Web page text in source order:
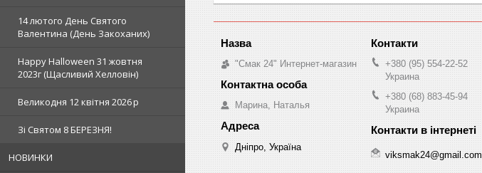
14 лютого День Святого
Валентина (День Закоханих)
Happy Halloween 31 жовтня
2023г (Щасливий Хелловін)
Великодня 12 квітня 2026 р
Зi Святом 8 БЕРЕЗНЯ!
НОВИНКИ
"Смак 24" Интернет-магазин
Марина, Наталья
Дніпро, Україна
+380 (95) 554-22-52
Украина
+380 (68) 883-45-94
Украина
viksmak24@gmail.com